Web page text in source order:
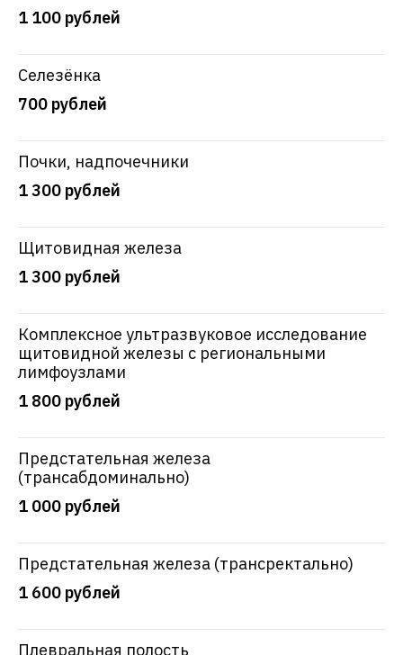
1 100 рублей
Селезёнка
700 рублей
Почки, надпочечники
1 300 рублей
Щитовидная железа
1 300 рублей
Комплексное ультразвуковое исследование
щитовидной железы с региональными
лимфоузлами
1 800 рублей
Предстательная железа
(трансабдоминально)
1 000 рублей
Предстательная железа (трансректально)
1 600 рублей
Плевральная полость